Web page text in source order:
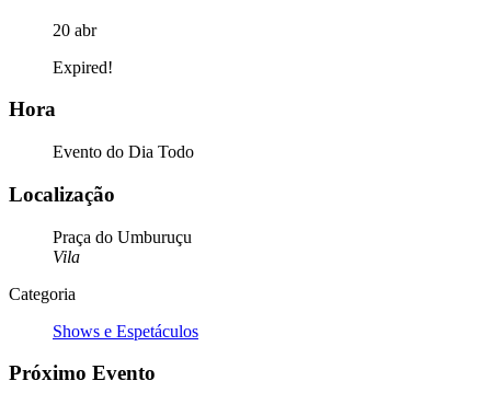
20 abr
Expired!
Hora
Evento do Dia Todo
Localização
Praça do Umburuçu
Vila
Categoria
Shows e Espetáculos
Próximo Evento